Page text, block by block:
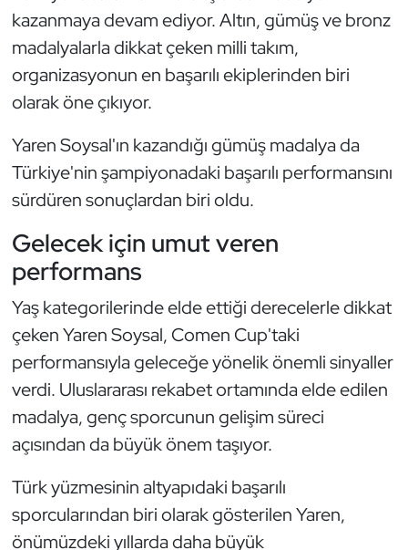
kazanmaya devam ediyor. Altın, gümüş ve bronz
madalyalarla dikkat çeken milli takım,
organizasyonun en başarılı ekiplerinden biri
olarak öne çıkıyor.
Yaren Soysal'ın kazandığı gümüş madalya da
Türkiye'nin şampiyonadaki başarılı performansını
sürdüren sonuçlardan biri oldu.
Gelecek için umut veren
performans
Yaş kategorilerinde elde ettiği derecelerle dikkat
çeken Yaren Soysal, Comen Cup'taki
performansıyla geleceğe yönelik önemli sinyaller
verdi. Uluslararası rekabet ortamında elde edilen
madalya, genç sporcunun gelişim süreci
açısından da büyük önem taşıyor.
Türk yüzmesinin altyapıdaki başarılı
sporcularından biri olarak gösterilen Yaren,
önümüzdeki yıllarda daha büyük
Muay Thai
Okçuluk
Oryantiring
Paralimpik
Ragbi
Satranç
Su Topu
Sualtı Sporları
Tekvando